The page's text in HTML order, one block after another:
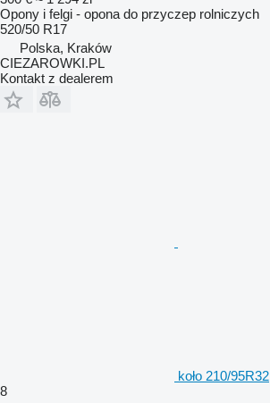
Opony i felgi - opona do przyczep rolniczych
520/50 R17
Polska, Kraków
CIEZAROWKI.PL
Kontakt z dealerem
koło 210/95R32
8